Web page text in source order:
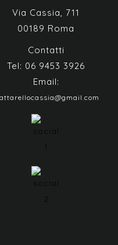
Via Cassia, 711
00189 Roma
Contatti
Tel: 06 9453 3926
Email: